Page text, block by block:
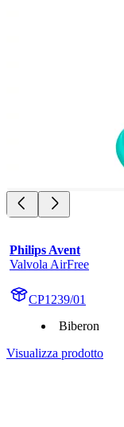
Philips Avent
Valvola AirFree
CP1239/01
Biberon
Visualizza prodotto